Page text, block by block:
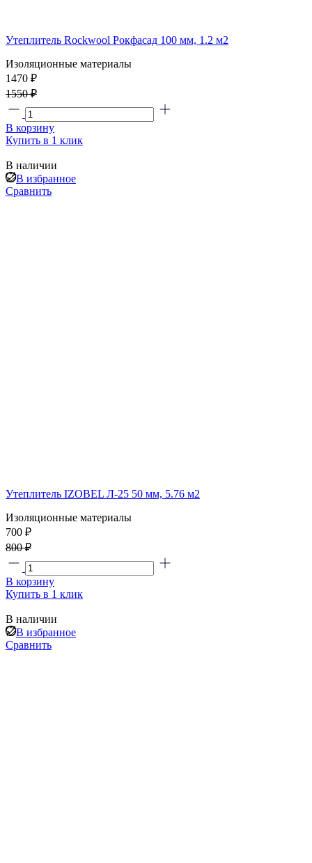
Утеплитель Rockwool Рокфасад 100 мм, 1.2 м2
Изоляционные материалы
1470 ₽
1550 ₽
В корзину
Купить в 1 клик
В наличии
В избранное
Сравнить
Утеплитель IZOBEL Л-25 50 мм, 5.76 м2
Изоляционные материалы
700 ₽
800 ₽
В корзину
Купить в 1 клик
В наличии
В избранное
Сравнить